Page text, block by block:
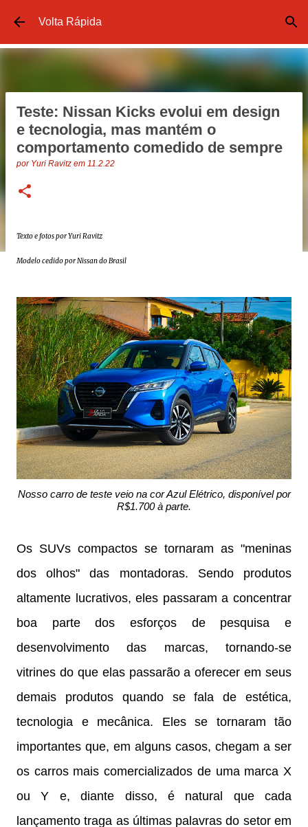
Pular para o conteúdo principal
Volta Rápida
Teste: Nissan Kicks evolui em design
e tecnologia, mas mantém o
comportamento comedido de sempre
por Yuri Ravitz em 11.2.22
Texto e fotos por Yuri Ravitz
Modelo cedido por Nissan do Brasil
Nosso carro de teste veio na cor Azul Elétrico, disponível por
R$1.700 à parte.
Os SUVs compactos se tornaram as "meninas
dos olhos" das montadoras. Sendo produtos
altamente lucrativos, eles passaram a concentrar
boa parte dos esforços de pesquisa e
desenvolvimento das marcas, tornando-se
vitrines do que elas passarão a oferecer em seus
demais produtos quando se fala de estética,
tecnologia e mecânica. Eles se tornaram tão
importantes que, em alguns casos, chegam a ser
os carros mais comercializados de uma marca X
ou Y e, diante disso, é natural que cada
lançamento traga as últimas palavras do setor em